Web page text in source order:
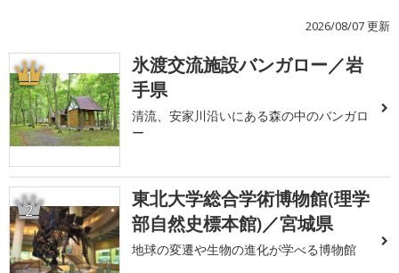
2026/08/07 更新
1
氷渡交流施設バンガロー／岩
手県
清流、安家川沿いにある森の中のバンガロ
ー
2
東北大学総合学術博物館(理学
部自然史標本館)／宮城県
地球の変遷や生物の進化が学べる博物館